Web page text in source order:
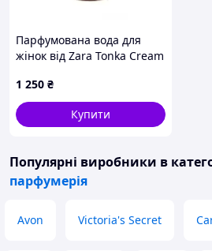
Парфумована вода для
жінок від Zara Tonka Cream
1 250 ₴
Купити
Популярні виробники в
парфумерія
Avon Victoria's Secret